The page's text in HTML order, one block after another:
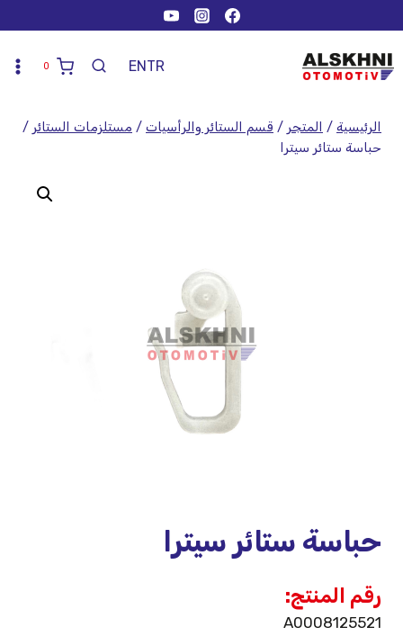
TR
EN
0
الرئيسية / المتجر / قسم الستائر والرأسيات / مستلزمات الستائر /
حباسة ستائر سيترا
حباسة ستائر سيترا
رقم المنتج:
A0008125521